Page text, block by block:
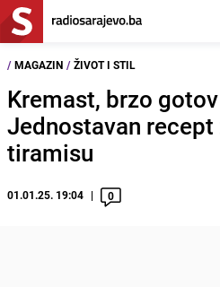
/ MAGAZIN / ŽIVOT I STIL
Kremast, brzo
Jednostavan recept
tiramisu
01.01.25. 19:04 0